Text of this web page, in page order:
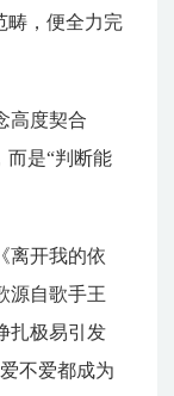
畴，便全力完
高度契合
是“判断能
离开我的依
源自歌手王
扎极易引发
不爱都成为